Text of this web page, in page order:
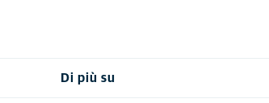
Di più su